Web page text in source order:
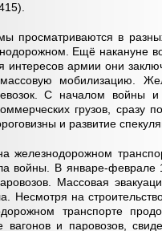
просматриваются в
Ещё накануне
интересов армии они
мобилизацию.
С началом войны
грузов, сразу
и развитие
железнодорожном
войны. В январе-феврале
Массовая
Несмотря на
транспорте
вагонов и паровозов,